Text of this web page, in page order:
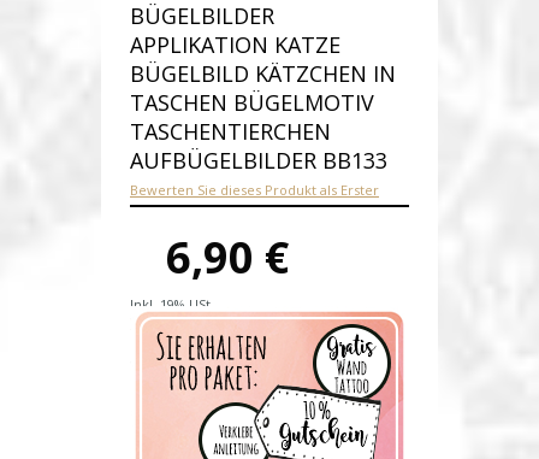
BÜGELBILDER
APPLIKATION KATZE
BÜGELBILD KÄTZCHEN IN
TASCHEN BÜGELMOTIV
TASCHENTIERCHEN
AUFBÜGELBILDER BB133
Bewerten Sie dieses Produkt als Erster
6,90 €
Inkl. 19% USt.
Versandkosten
Produktnummer:bb133-A
Verfügbarkeit:Auf Lager
Lieferzeit: 1-2 Werktage